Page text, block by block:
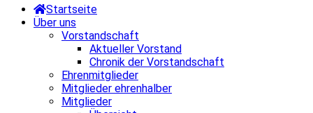
Startseite
Über uns
Vorstandschaft
Aktueller Vorstand
Chronik der Vorstandschaft
Ehrenmitglieder
Mitglieder ehrenhalber
Mitglieder